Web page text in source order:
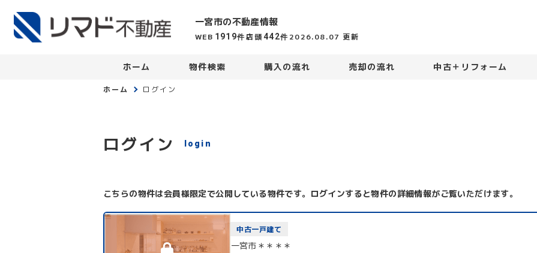
一宮市の不動産情報
WEB 1919件 店頭442件 2026.08.07 更新
ホーム 物件検索 購入の流れ 売却の流れ 中古＋リフォーム
ホーム ログイン
ログイン login
こちらの物件は会員様限定で公開している物件です。ログインすると物件の詳細情報がご覧いただけます。
中古一戸建て
一宮市＊＊＊＊